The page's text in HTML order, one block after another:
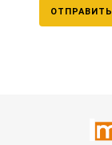
ОТПРАВИТЬ